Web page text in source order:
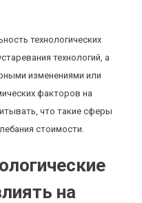
технологических
технологий, а
изменениями или
факторов на
что такие сферы
стоимости.
на